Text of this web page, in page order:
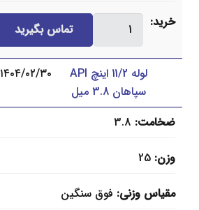
خرید
لوله
اینچ
API
سپاهان
3.7
میل
تماس بگیرید
لوله 11/2 اینچ API
سپاهان 3.8 میل
۱۴۰۴/۰۲/۳۰
ضخامت 3.8
وزن 25
مقیاس وزنی فوق سنگین